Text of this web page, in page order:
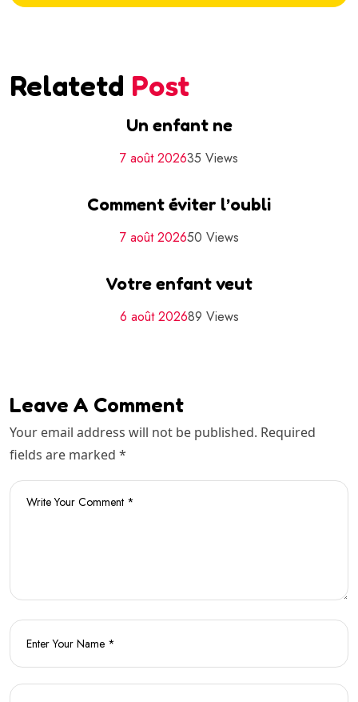
Relatetd Post
Un enfant ne
7 août 202635 Views
Comment éviter l’oubli
7 août 202650 Views
Votre enfant veut
6 août 202689 Views
Leave A Comment
Your email address will not be published. Required
fields are marked *